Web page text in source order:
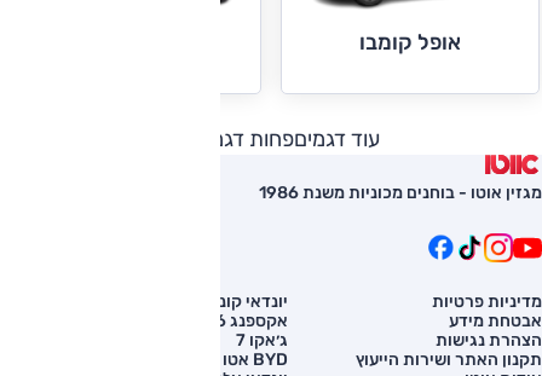
אופל קומבו
עוד דגמיםפחות דגמים
מגזין אוטו - בוחנים מכוניות משנת 1986
מדיניות פרטיות
אבטחת מידע
הצהרת נגישות
תקנון האתר ושירות הייעוץ
יונדאי קונה
אקספנג G6
ג׳אקו 7
BYD אטו 3